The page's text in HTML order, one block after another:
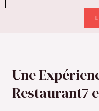
Une
Restaurant7